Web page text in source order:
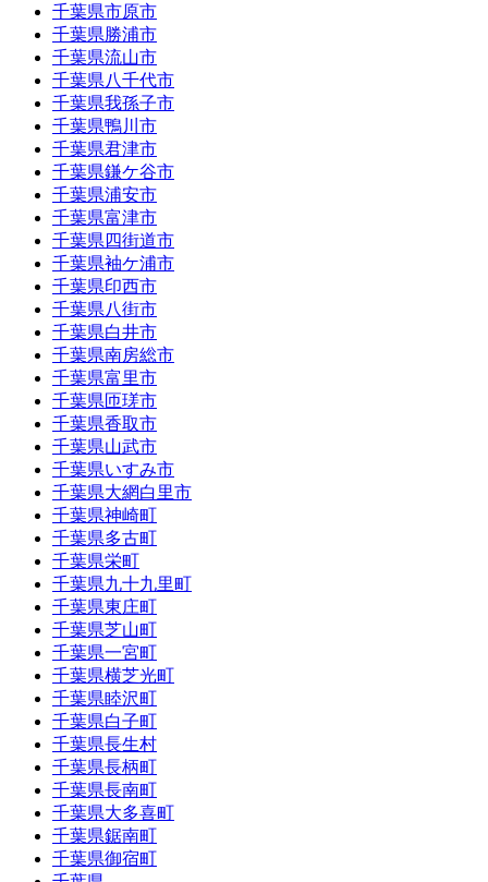
千葉県市原市
千葉県勝浦市
千葉県流山市
千葉県八千代市
千葉県我孫子市
千葉県鴨川市
千葉県君津市
千葉県鎌ケ谷市
千葉県浦安市
千葉県富津市
千葉県四街道市
千葉県袖ケ浦市
千葉県印西市
千葉県八街市
千葉県白井市
千葉県南房総市
千葉県富里市
千葉県匝瑳市
千葉県香取市
千葉県山武市
千葉県いすみ市
千葉県大網白里市
千葉県神崎町
千葉県多古町
千葉県栄町
千葉県九十九里町
千葉県東庄町
千葉県芝山町
千葉県一宮町
千葉県横芝光町
千葉県睦沢町
千葉県白子町
千葉県長生村
千葉県長柄町
千葉県長南町
千葉県大多喜町
千葉県鋸南町
千葉県御宿町